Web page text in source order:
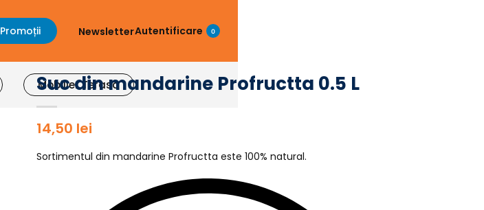
Promoții NewsletterAutentificare 0
Mobilier Terasa
Suc din mandarine Profructta 0.5 L
14,50 lei
Sortimentul din mandarine Profructta este 100% natural.